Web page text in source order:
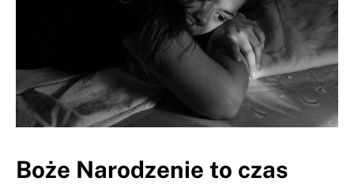
Boże Narodzenie to czas